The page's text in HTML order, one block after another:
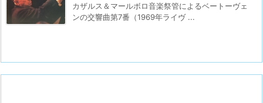
カザルス＆マールボロ音楽祭管によるベートーヴェ
ンの交響曲第7番（1969年ライヴ ...